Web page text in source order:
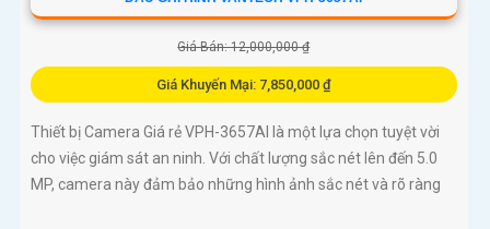
Giá Bán: 12,000,000 ₫
Giá Khuyến Mại: 7,850,000 ₫
Thiết bị Camera Giá rẻ VPH-3657AI là một lựa chọn tuyệt vời
cho việc giám sát an ninh. Với chất lượng sắc nét lên đến 5.0
MP, camera này đảm bảo những hình ảnh sắc nét và rõ ràng